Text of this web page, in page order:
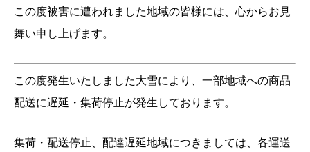
この度被害に遭われました地域の皆様には、心からお見
舞い申し上げます。
この度発生いたしました大雪により、一部地域への商品
配送に遅延・集荷停止が発生しております。
集荷・配送停止、配達遅延地域につきましては、各運送